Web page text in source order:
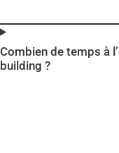
Combien de temps à
building ?